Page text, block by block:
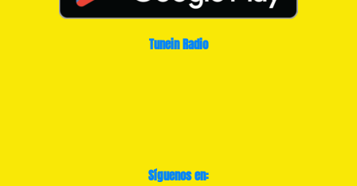
Tunein Radio
Síguenos en: